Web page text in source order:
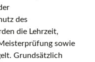
des
die Lehrzeit,
sowie
Grundsätzlich